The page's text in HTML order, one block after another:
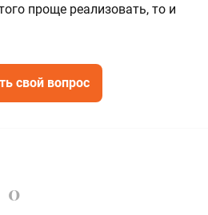
проще реализовать, то и
свой вопрос
0